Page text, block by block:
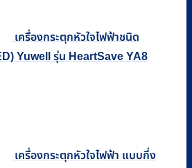
เครื่องกระตุกหัวใจไฟฟ้าชนิด
Yuwell รุ่น HeartSave YA8
เครื่องกระตุกหัวใจไฟฟ้า แบบกึ่ง